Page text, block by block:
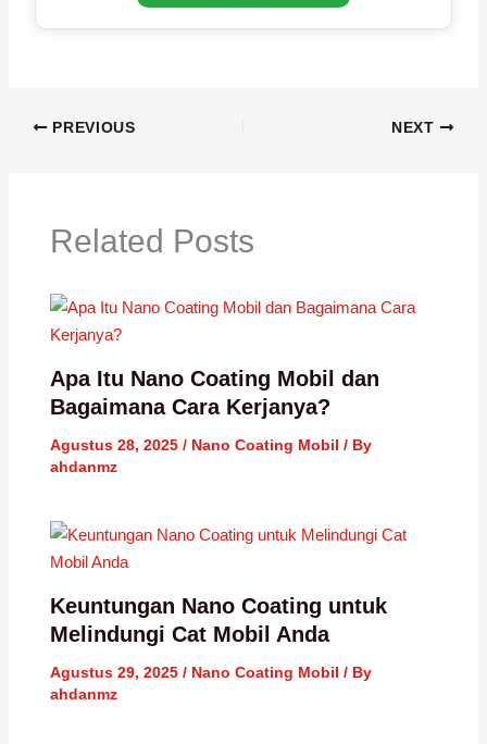
PREVIOUS NEXT
Related Posts
Apa Itu Nano Coating Mobil dan
Bagaimana Cara Kerjanya?
Agustus 28, 2025 / Nano Coating Mobil / By
ahdanmz
Keuntungan Nano Coating untuk
Melindungi Cat Mobil Anda
Agustus 29, 2025 / Nano Coating Mobil / By
ahdanmz